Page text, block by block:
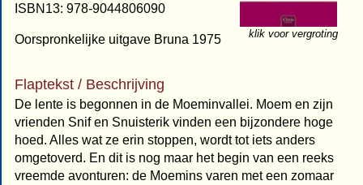
klik voor vergroting
ISBN13: 978-9044806090
Oorspronkelijke uitgave Bruna 1975
Flaptekst / Beschrijving
De lente is begonnen in de Moeminvallei. Moem en zijn
vrienden Snif en Snuisterik vinden een bijzondere hoge
hoed. Alles wat ze erin stoppen, wordt tot iets anders
omgetoverd. En dit is nog maar het begin van een reeks
vreemde avonturen: de Moemins varen met een zomaar